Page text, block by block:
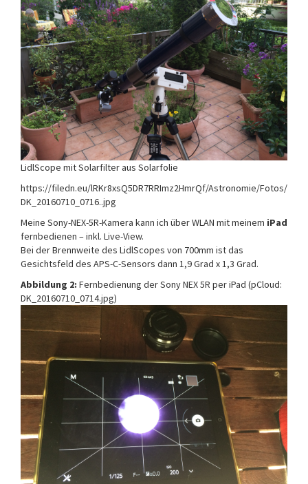
LidlScope mit Solarfilter aus Solarfolie
https://filedn.eu/lRKr8xsQ5DR7RRImz2HmrQf/Astronomie/Fotos/
DK_20160710_0716..jpg
Meine Sony-NEX-5R-Kamera kann ich über WLAN mit meinem iPad
fernbedienen – inkl. Live-View.
Bei der Brennweite des LidlScopes von 700mm ist das
Gesichtsfeld des APS-C-Sensors dann 1,9 Grad x 1,3 Grad.
Abbildung 2: Fernbedienung der Sony NEX 5R per iPad (pCloud:
DK_20160710_0714.jpg)